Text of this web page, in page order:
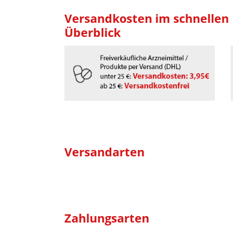
Versandkosten im schnellen
Überblick
Versandarten
Zahlungsarten